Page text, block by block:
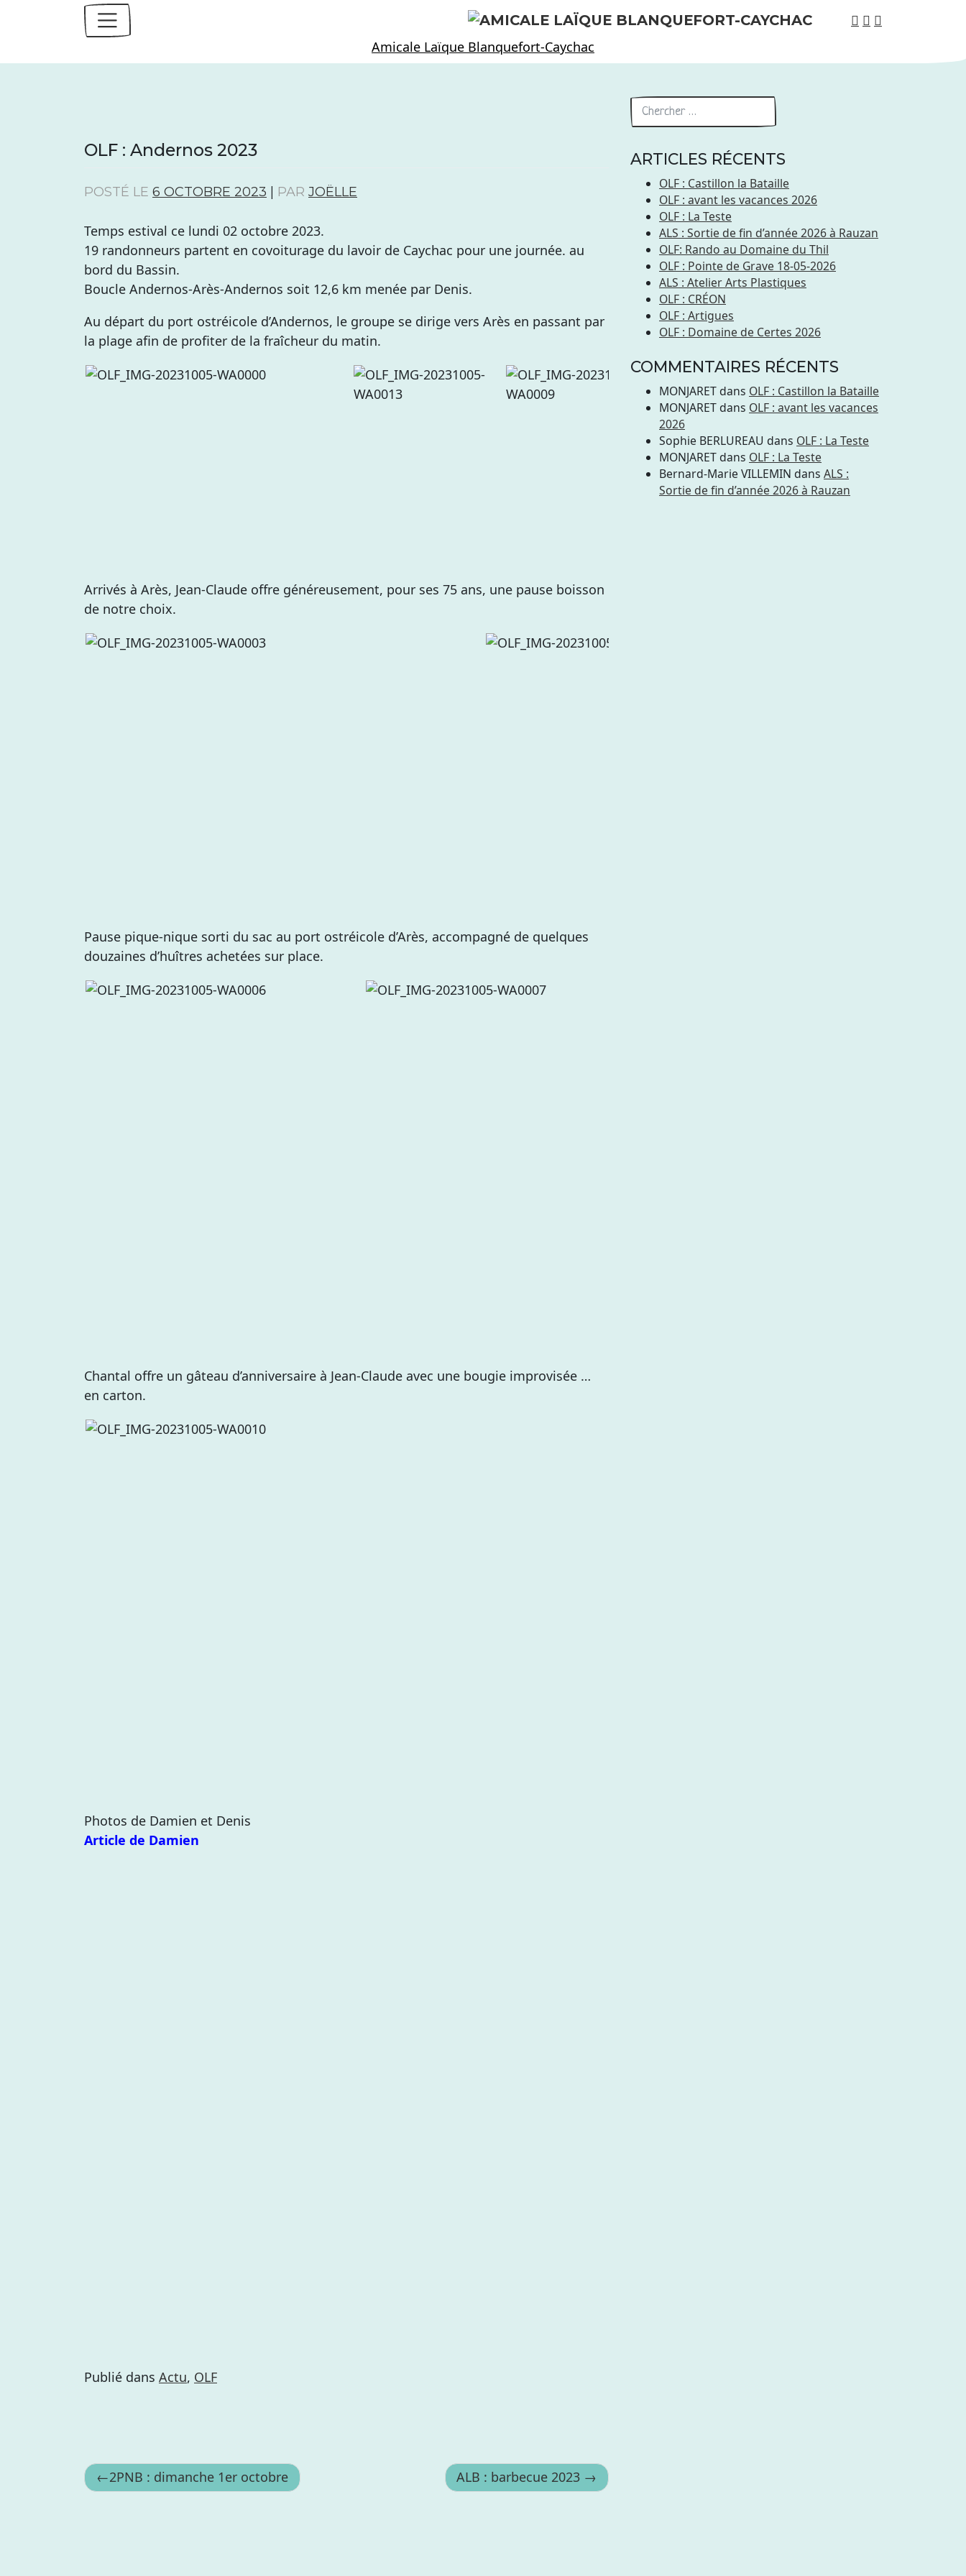
Amicale Laïque Blanquefort-Caychac
OLF : Andernos 2023
POSTÉ LE 6 OCTOBRE 2023 PAR JOËLLE
Temps estival ce lundi 02 octobre 2023.
19 randonneurs partent en covoiturage du lavoir de Caychac pour une journée. au
bord du Bassin.
Boucle Andernos-Arès-Andernos soit 12,6 km menée par Denis.
Au départ du port ostréicole d’Andernos, le groupe se dirige vers Arès en passant par
la plage afin de profiter de la fraîcheur du matin.
Arrivés à Arès, Jean-Claude offre généreusement, pour ses 75 ans, une pause boisson
de notre choix.
Pause pique-nique sorti du sac au port ostréicole d’Arès, accompagné de quelques
douzaines d’huîtres achetées sur place.
Chantal offre un gâteau d’anniversaire à Jean-Claude avec une bougie improvisée …
en carton.
Photos de Damien et Denis
Article de Damien
Publié dans Actu, OLF
Navigation
2PNB : dimanche 1er octobre ALB : barbecue 2023
ARTICLES RÉCENTS
OLF : Castillon la Bataille
OLF : avant les vacances 2026
OLF : La Teste
ALS : Sortie de fin d’année 2026 à Rauzan
OLF: Rando au Domaine du Thil
OLF : Pointe de Grave 18-05-2026
ALS : Atelier Arts Plastiques
OLF : CRÉON
OLF : Artigues
OLF : Domaine de Certes 2026
COMMENTAIRES RÉCENTS
MONJARETdans OLF : Castillon la Bataille
MONJARETdans OLF : avant les vacances
2026
Sophie BERLUREAU dans OLF : La Teste
MONJARETdans OLF : La Teste
Bernard-Marie VILLEMIN dans ALS :
Sortie de fin d’année 2026 à Rauzan